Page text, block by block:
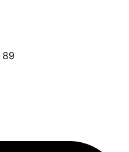
89